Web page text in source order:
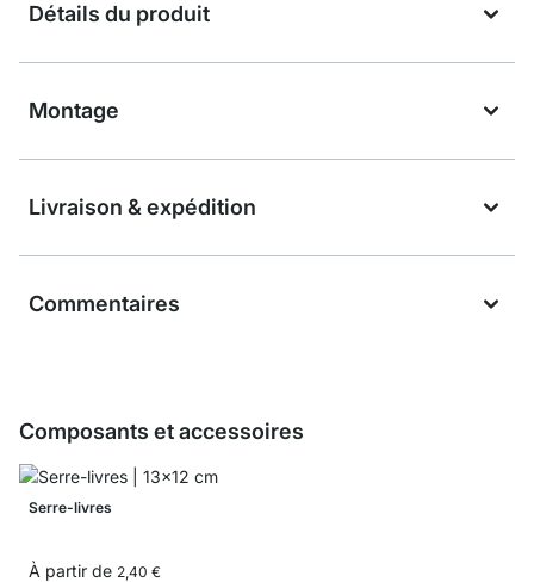
Détails du produit
Montage
Livraison & expédition
Commentaires
Composants et accessoires
Serre-livres
À partir de 2,40 €